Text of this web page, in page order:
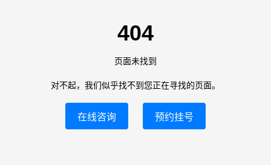
404
页面未找到
对不起，我们似乎找不到您正在寻找的页面。
在线咨询 预约挂号